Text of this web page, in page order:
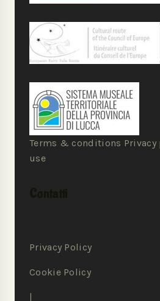
Terms & conditions
use
Privacy Policy
Cookie Policy
|